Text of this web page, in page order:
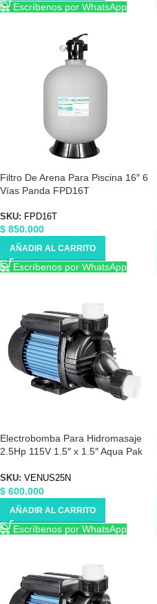
Escríbenos por WhatsApp
Filtro De Arena Para Piscina 16″ 6
Vías Panda FPD16T
SKU: FPD16T
$ 850.000
AÑADIR AL CARRITO
Escríbenos por WhatsApp
Electrobomba Para Hidromasaje
2.5Hp 115V 1.5″ x 1.5″ Aqua Pak
SKU: VENUS25N
$ 600.000
AÑADIR AL CARRITO
Escríbenos por WhatsApp